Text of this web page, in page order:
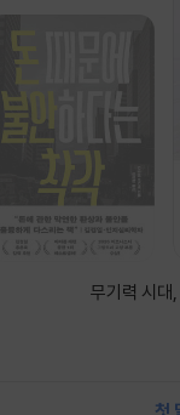
무기력 시대